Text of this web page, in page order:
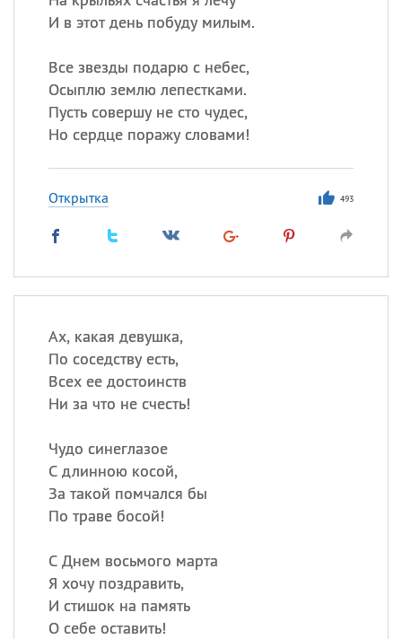
И в этот день побуду милым.
Все звезды подарю с небес,
Осыплю землю лепестками.
Пусть совершу не сто чудес,
Но сердце поражу словами!
Открытка 493
Ах, какая девушка,
По соседству есть,
Всех ее достоинств
Ни за что не счесть!
Чудо синеглазое
С длинною косой,
За такой помчался бы
По траве босой!
С Днем восьмого марта
Я хочу поздравить,
И стишок на память
О себе оставить!